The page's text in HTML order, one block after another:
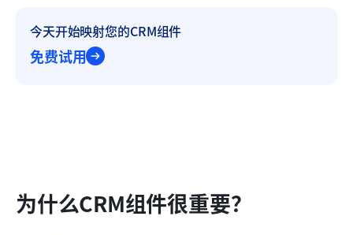
今天开始映射您的CRM组件
免费试用
为什么CRM组件很重要？